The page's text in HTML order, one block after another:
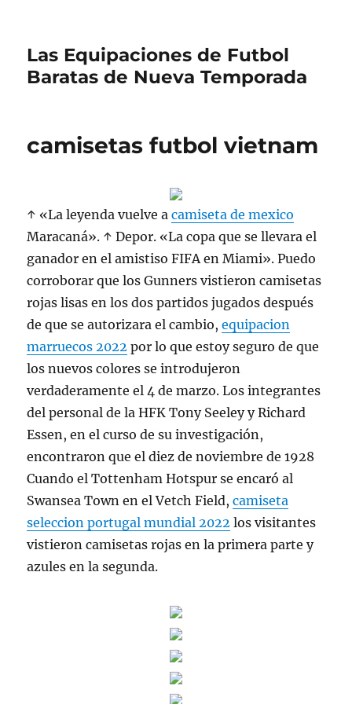
Las Equipaciones de Futbol
Baratas de Nueva Temporada
camisetas futbol vietnam
↑ «La leyenda vuelve acamiseta de mexico
Maracaná». ↑ Depor. «La copa que se llevara el
ganador en el amistiso FIFA en Miami». Puedo
corroborar que los Gunners vistieron camisetas
rojas lisas en los dos partidos jugados después
de que se autorizara el cambio,equipacion
marruecos 2022 por lo que estoy seguro de que
los nuevos colores se introdujeron
verdaderamente el 4 de marzo. Los integrantes
del personal de la HFK Tony Seeley y Richard
Essen, en el curso de su investigación,
encontraron que el diez de noviembre de 1928
Cuando el Tottenham Hotspur se encaró al
Swansea Town en el Vetch Field,camiseta
seleccion portugal mundial 2022 los visitantes
vistieron camisetas rojas en la primera parte y
azules en la segunda.